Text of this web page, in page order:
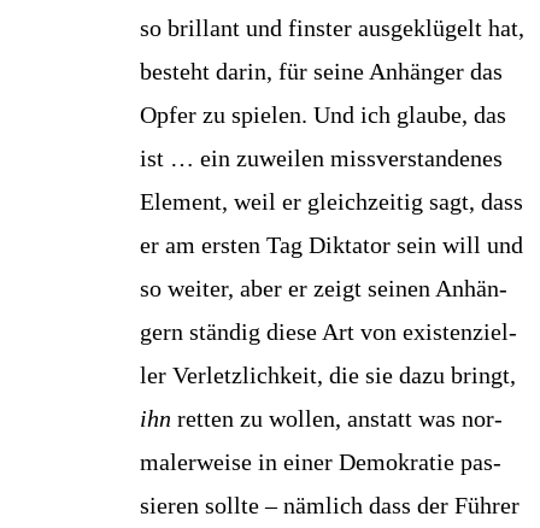
so bril­lant und fins­ter aus­ge­klü­gelt hat,
besteht dar­in, für sei­ne Anhän­ger das
Opfer zu spie­len. Und ich glau­be, das
ist … ein zuwei­len miss­ver­stan­de­nes
Ele­ment, weil er gleich­zei­tig sagt, dass
er am ers­ten Tag Dik­ta­tor sein will und
so wei­ter, aber er zeigt sei­nen Anhän­
gern stän­dig die­se Art von exis­ten­zi­el­
ler Ver­letz­lich­keit, die sie dazu bringt,
ihn ret­ten zu wol­len, anstatt was nor­
ma­ler­wei­se in einer Demo­kra­tie pas­
sie­ren soll­te – näm­lich dass der Füh­rer